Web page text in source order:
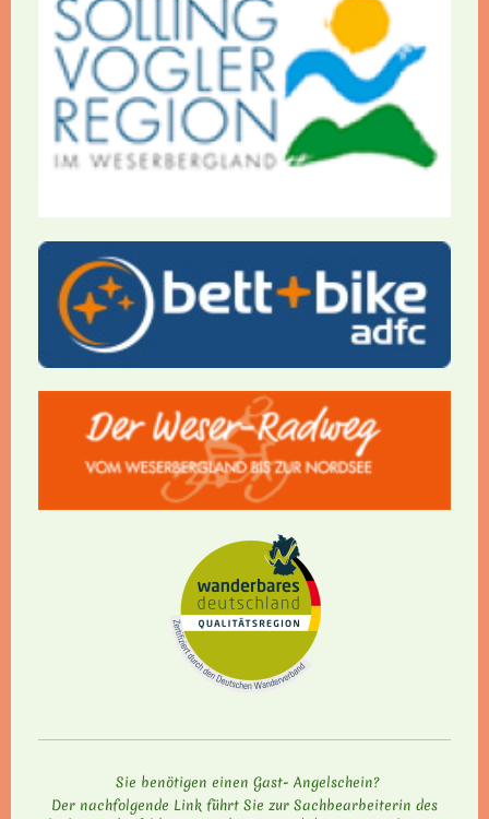
Sie benötigen einen Gast- Angelschein?
Der nachfolgende Link führt Sie zur Sachbearbeiterin des